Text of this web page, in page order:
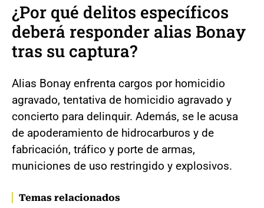
¿Por qué delitos específicos
deberá responder alias Bonay
tras su captura?
Alias Bonay enfrenta cargos por homicidio
agravado, tentativa de homicidio agravado y
concierto para delinquir. Además, se le acusa
de apoderamiento de hidrocarburos y de
fabricación, tráfico y porte de armas,
municiones de uso restringido y explosivos.
Temas relacionados